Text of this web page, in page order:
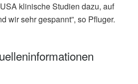
klinische Studien dazu, auf
wir sehr gespannt”, so Pfluger.